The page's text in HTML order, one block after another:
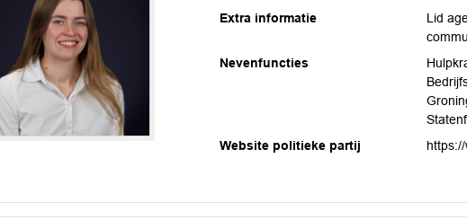
Extra informatie
Lid
Nevenfuncties
Website politieke partij